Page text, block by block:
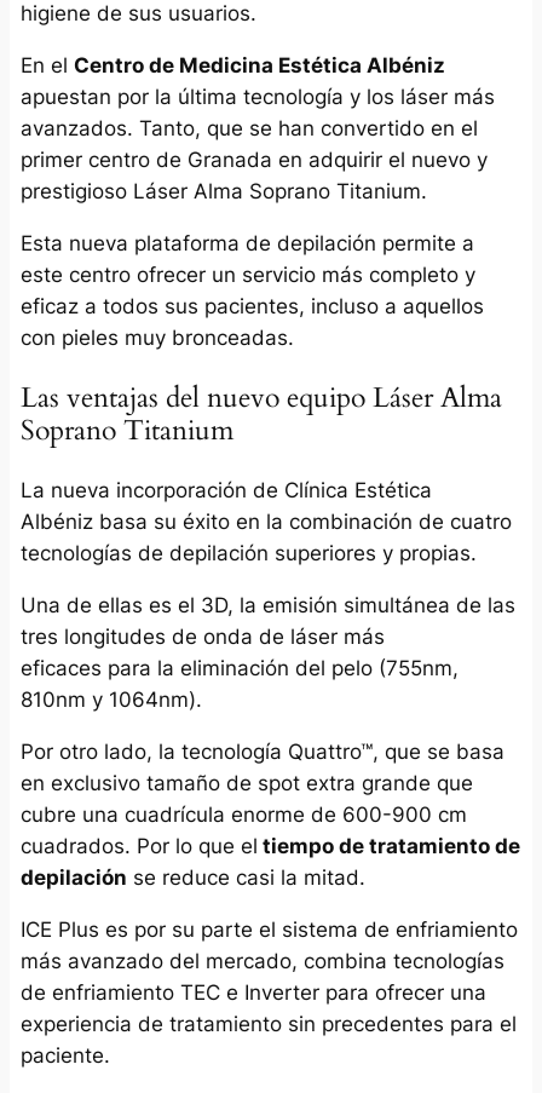
higiene de sus usuarios.
En el Centro de Medicina Estética Albéniz
apuestan por la última tecnología y los láser más
avanzados. Tanto, que se han convertido en el
primer centro de Granada en adquirir el nuevo y
prestigioso Láser Alma Soprano Titanium.
Esta nueva plataforma de depilación permite a
este centro ofrecer un servicio más completo y
eficaz a todos sus pacientes, incluso a aquellos
con pieles muy bronceadas.
Las ventajas del nuevo equipo Láser Alma
Soprano Titanium
La nueva incorporación de Clínica Estética
Albéniz basa su éxito en la combinación de cuatro
tecnologías de depilación superiores y propias.
Una de ellas es el 3D, la emisión simultánea de las
tres longitudes de onda de láser más
eficaces para la eliminación del pelo (755nm,
810nm y 1064nm).
Por otro lado, la tecnología Quattro™, que se basa
en exclusivo tamaño de spot extra grande que
cubre una cuadrícula enorme de 600-900 cm
cuadrados. Por lo que el tiempo de tratamiento de
depilación se reduce casi la mitad.
ICE Plus es por su parte el sistema de enfriamiento
más avanzado del mercado, combina tecnologías
de enfriamiento TEC e Inverter para ofrecer una
experiencia de tratamiento sin precedentes para el
paciente.